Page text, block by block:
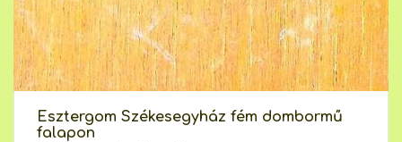
Esztergom Székesegyház fém dombormű
falapon